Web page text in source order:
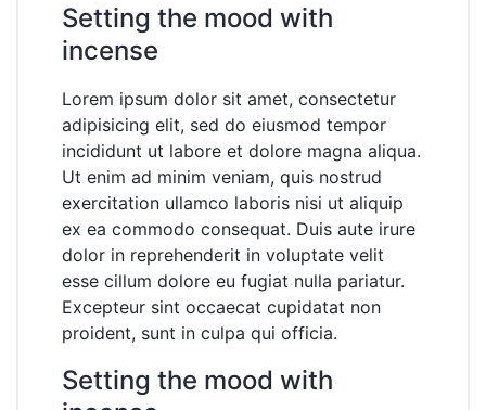
Setting the mood with
incense
Lorem ipsum dolor sit amet, consectetur
adipisicing elit, sed do eiusmod tempor
incididunt ut labore et dolore magna aliqua.
Ut enim ad minim veniam, quis nostrud
exercitation ullamco laboris nisi ut aliquip
ex ea commodo consequat. Duis aute irure
dolor in reprehenderit in voluptate velit
esse cillum dolore eu fugiat nulla pariatur.
Excepteur sint occaecat cupidatat non
proident, sunt in culpa qui officia.
Setting the mood with